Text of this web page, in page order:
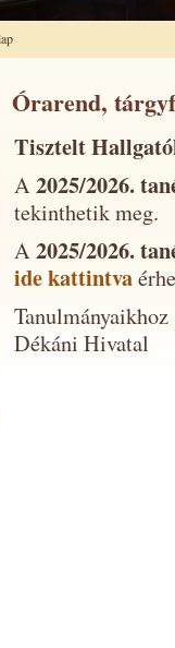
Órarend,
Tisztelt
A2025/2026.
tekinthetik meg.
A2025/2026.
ide kattintva
Dékáni Hivatal